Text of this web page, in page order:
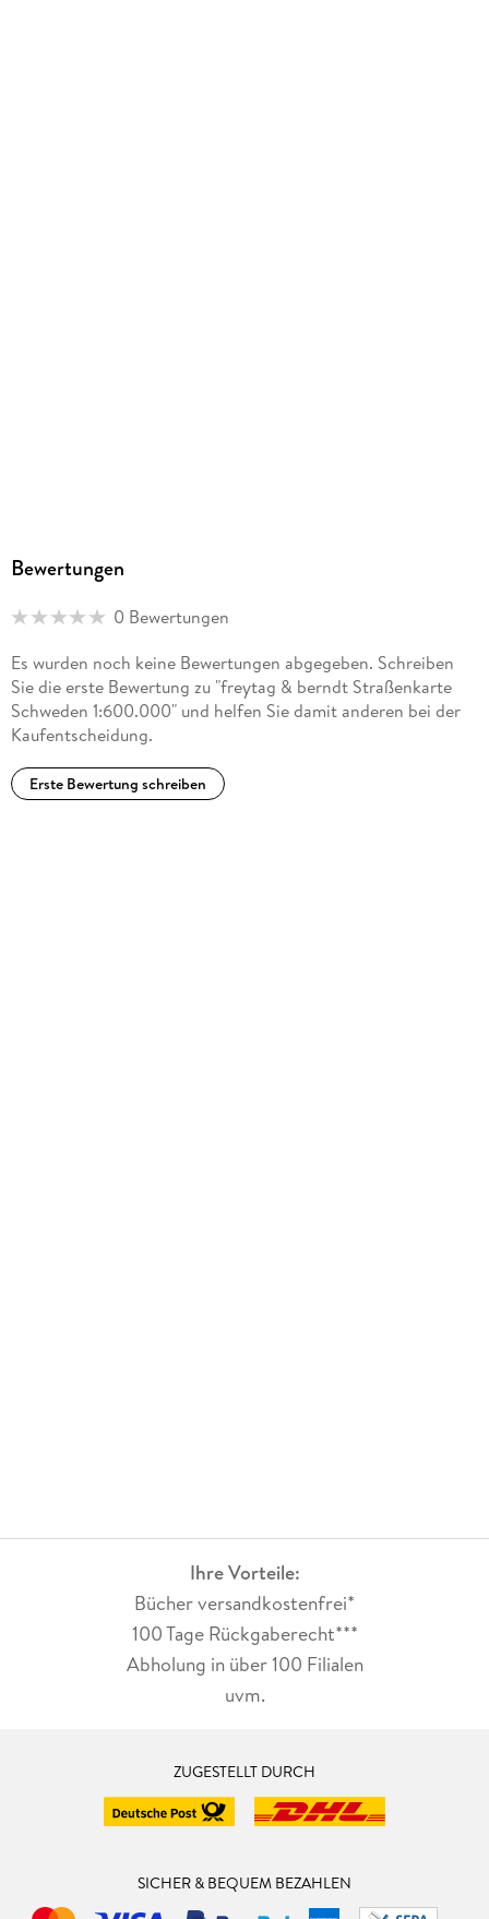
Bewertungen
0 Bewertungen
Es wurden noch keine Bewertungen abgegeben. Schreiben
Sie die erste Bewertung zu "freytag & berndt Straßenkarte
Schweden 1:600.000" und helfen Sie damit anderen bei der
Kaufentscheidung.
Erste Bewertung schreiben
Ihre Vorteile:
Bücher versandkostenfrei*
100 Tage Rückgaberecht***
Abholung in über 100 Filialen
uvm.
ZUGESTELLT DURCH
SICHER & BEQUEM BEZAHLEN